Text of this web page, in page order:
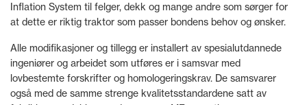
Inflation System til felger, dekk og mange andre som sørger for
at dette er riktig traktor som passer bondens behov og ønsker.
Alle modifikasjoner og tillegg er installert av spesialutdannede
ingeniører og arbeidet som utføres er i samsvar med
lovbestemte forskrifter og homologeringskrav. De samsvarer
også med de samme strenge kvalitetsstandardene satt av